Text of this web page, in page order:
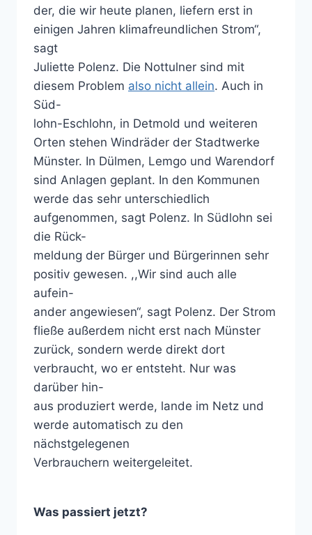
der, die wir heute planen, liefern erst in
einigen Jahren klimafreundlichen Strom“,
sagt
Juliette Polenz. Die Nottulner sind mit
diesem Problem also nicht allein. Auch in
Süd-
lohn-Eschlohn, in Detmold und weiteren
Orten stehen Windräder der Stadtwerke
Münster. In Dülmen, Lemgo und Warendorf
sind Anlagen geplant. In den Kommunen
werde das sehr unterschiedlich
aufgenommen, sagt Polenz. In Südlohn sei
die Rück-
meldung der Bürger und Bürgerinnen sehr
positiv gewesen. ,,Wir sind auch alle
aufein-
ander angewiesen“, sagt Polenz. Der Strom
fließe außerdem nicht erst nach Münster
zurück, sondern werde direkt dort
verbraucht, wo er entsteht. Nur was
darüber hin-
aus produziert werde, lande im Netz und
werde automatisch zu den
nächstgelegenen
Verbrauchern weitergeleitet.
Was passiert jetzt?